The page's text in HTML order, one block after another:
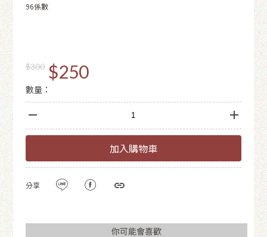
96係數
$300 $250
數量：
加入購物車
分享
你可能會喜歡